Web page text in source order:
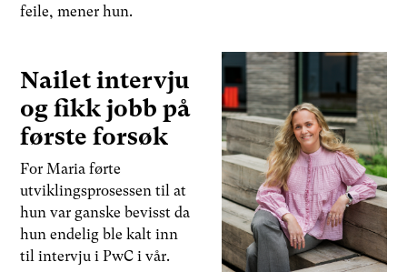
feile, mener hun.
Nailet intervju
og fikk jobb på
første forsøk
For Maria førte
utviklingsprosessen til at
hun var ganske bevisst da
hun endelig ble kalt inn
til intervju i PwC i vår.